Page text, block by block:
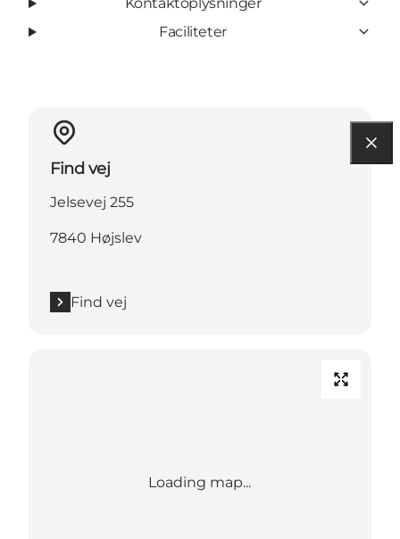
Faciliteter
Find vej
Jelsevej 255
7840 Højslev
Find vej
Loading map...